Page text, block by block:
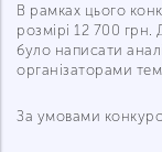
В рамках цього
розмірі 12 700 грн.
було написати
організаторами
За умовами